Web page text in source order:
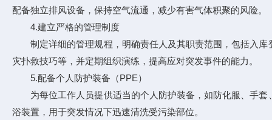
配备独立排风设备，保持空气流通，减少有害气体积聚的风险。
4.建立严格的管理制度
制定详细的管理规程，明确责任人及其职责范围，包括入库
灾扑救技巧等，并定期组织演练，提高应对突发事件的能力。
5.配备个人防护装备（PPE）
为每位工作人员提供适当的个人防护装备，如防化服、手套
浴装置，用于突发情况下迅速清洗受污染部位。